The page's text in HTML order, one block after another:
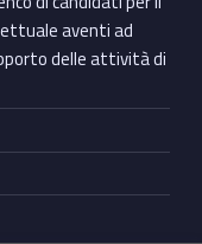
aventi ad
delle attività di